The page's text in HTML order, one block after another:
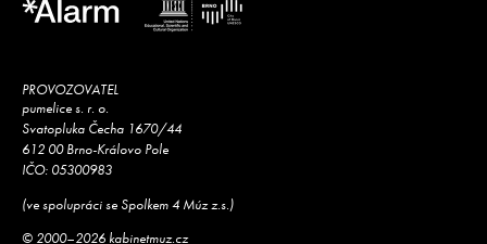
PROVOZOVATEL
pumelice s. r. o.
Svatopluka Čecha 1670/44
612 00 Brno-Královo Pole
IČO: 05300983
(ve spolupráci se Spolkem 4 Múz z.s.)
© 2000–2026 kabinetmuz.cz